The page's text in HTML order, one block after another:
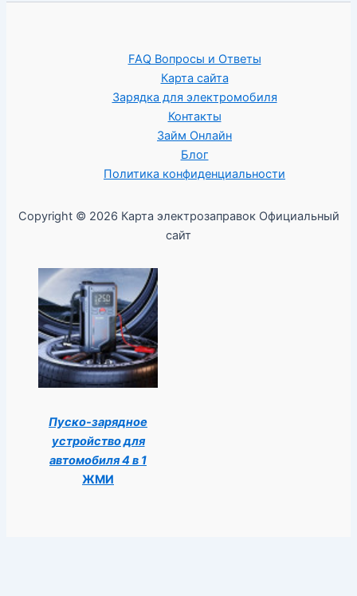
FAQ Вопросы и Ответы
Карта сайта
Зарядка для электромобиля
Контакты
Займ Онлайн
Блог
Политика конфиденциальности
Copyright © 2026 Карта электрозаправок Официальный
сайт
Пуско-зарядное
устройство для
автомобиля 4 в 1
ЖМИ